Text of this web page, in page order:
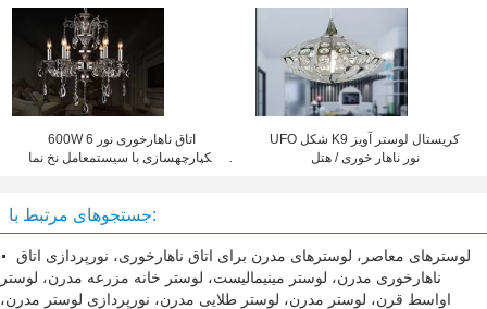
600W 6 اتاق ناهارخوری نور
یکپارچهسازی با سیستمعامل نخ نما
UFO شکل K9 کریستال لوستر آویز
نور ناهار خوری / هتل
جستجوهای مرتبط با:
لوسترهای معاصر، لوسترهای مدرن برای اتاق ناهارخوری، نورپردازی اتاق
ناهارخوری مدرن، لوستر مینیمالیست، لوستر خانه مزرعه مدرن، لوستر
اواسط قرن، لوستر مدرن، لوستر طلایی مدرن، نورپردازی لوستر مدرن،